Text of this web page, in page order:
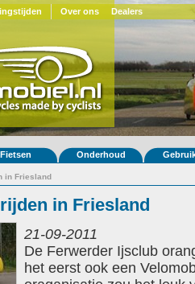
Over ons Dealers
Fietsen Onderhoud
in Friesland
in Friesland
21-09-2011
De Ferwerder Ijsclub
het eerst ook een